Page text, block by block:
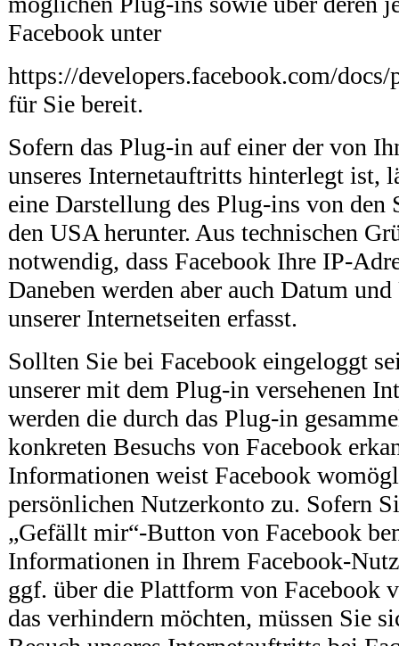
Facebook unter
https://developers.facebook.com/
für Sie bereit.
Sofern das Plug-in auf einer der von
unseres Internetauftritts hinterlegt ist,
eine Darstellung des Plug-ins von den
den USA herunter. Aus technischen
notwendig, dass Facebook Ihre IP-
Daneben werden aber auch Datum
unserer Internetseiten erfasst.
Sollten Sie bei Facebook eingeloggt
unserer mit dem Plug-in versehenen
werden die durch das Plug-in
konkreten Besuchs von Facebook
Informationen weist Facebook
persönlichen Nutzerkonto zu. Sofern
„Gefällt mir“-Button von Facebook
Informationen in Ihrem Facebook-
ggf. über die Plattform von Facebook
das verhindern möchten, müssen Sie